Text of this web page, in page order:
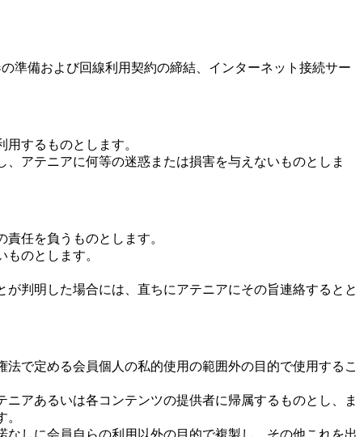
準備および回線利用契約の締結、インターネット接続サー
するものとします。
アテニアに何等の迷惑または損害を与えないものとしま
任を負うものとします。
のとします。
判明した場合には、直ちにアテニアにその旨連絡するとと
で定める会員個人の私的使用の範囲外の目的で使用するこ
アあるいは各コンテンツの提供者に帰属するものとし、ま